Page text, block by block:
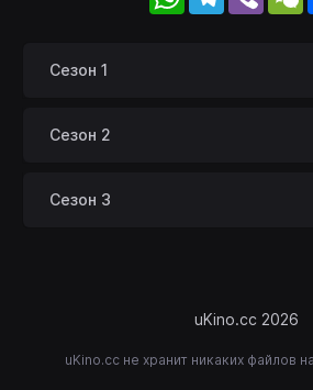
Сезон 1
Сезон 2
Сезон 3
uKino.cc 2026
uKino.cc не хранит никаких файлов